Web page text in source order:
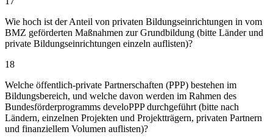
Wie hoch ist der Anteil von privaten Bildungseinrichtungen in vom
BMZ geförderten Maßnahmen zur Grundbildung (bitte Länder und
private Bildungseinrichtungen einzeln auflisten)?
18
Welche öffentlich-private Partnerschaften (PPP) bestehen im
Bildungsbereich, und welche davon werden im Rahmen des
Bundesförderprogramms develoPPP durchgeführt (bitte nach
Ländern, einzelnen Projekten und Projektträgern, privaten Partnern
und finanziellem Volumen auflisten)?